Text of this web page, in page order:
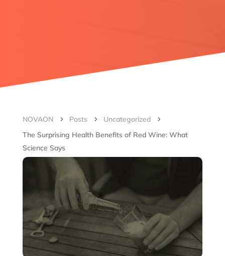
NOVAON 5 Posts 5 Uncategorized 5
The Surprising Health Benefits of Red Wine: What
Science Says